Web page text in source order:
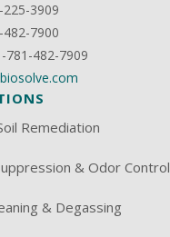
225-3909
482-7900
781-482-7909
Remediation
& Odor Control
& Degassing